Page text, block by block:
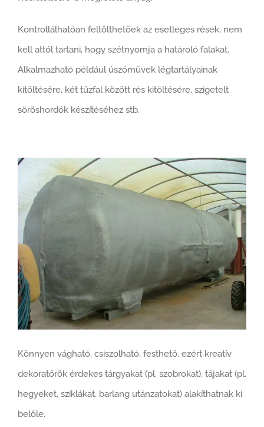
Kontrollálhatóan feltölthetőek az esetleges rések, nem
kell attól tartani, hogy szétnyomja a határoló falakat.
Alkalmazható például úszóművek légtartályainak
kitöltésére, két tűzfal között rés kitöltésére, szigetelt
söröshordók készítéséhez stb.
Könnyen vágható, csiszolható, festhető, ezért kreatív
dekoratőrök érdekes tárgyakat (pl. szobrokat), tájakat (pl.
hegyeket, sziklákat, barlang utánzatokat) alakíthatnak ki
belőle.